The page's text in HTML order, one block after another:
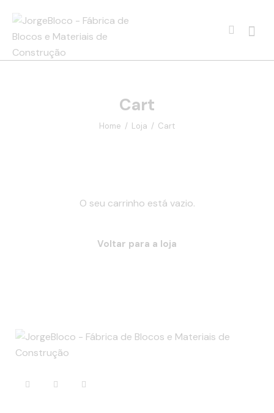
Cart
Home Loja Cart
O seu carrinho está vazio.
Voltar para a loja